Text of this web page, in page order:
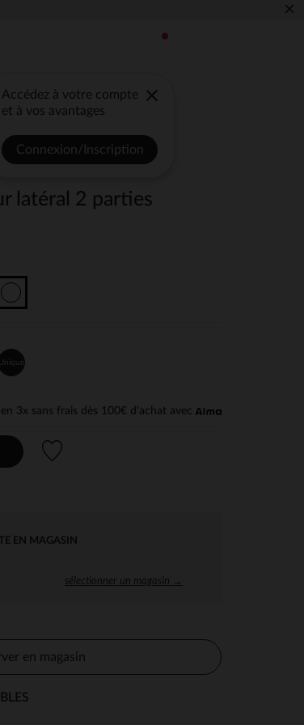
×
Accédez à votre compte
et à vos avantages
Connexion/Inscription
latéral 2 parties
Unique
en 3x sans frais dès 100€ d'achat avec
EN MAGASIN
sélectionner un magasin →
en magasin